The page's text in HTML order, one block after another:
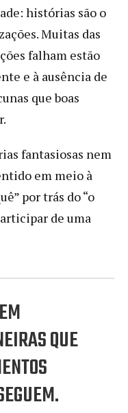
histórias são o
Muitas das
falham estão
e à ausência de
que boas
fantasiosas nem
em meio à
por trás do “o
de uma
QUE